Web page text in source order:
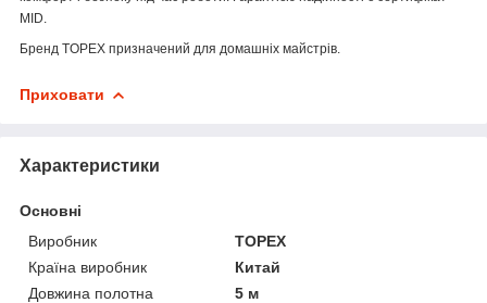
MID.
Бренд TOPEX призначений для домашніх майстрів.
Приховати
Характеристики
Основні
Виробник
TOPEX
Країна виробник
Китай
Довжина полотна
5 м